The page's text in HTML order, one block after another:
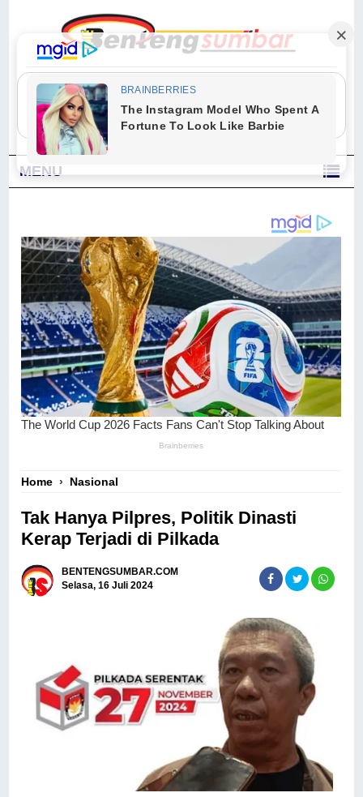
"Sesungguhnya Allah dan para malaikat-Nya berselawat untuk Nabi.
Wahai orang-orang yang beriman, berselawatlah kamu untuk Nabi dan
ucapkanlah salam dengan penuh penghormatan kepadanya." (Qs. Al
Ahzab Ayat 56)
MENU
Home › Nasional
Tak Hanya Pilpres, Politik Dinasti
Kerap Terjadi di Pilkada
BENTENGSUMBAR.COM
Selasa, 16 Juli 2024